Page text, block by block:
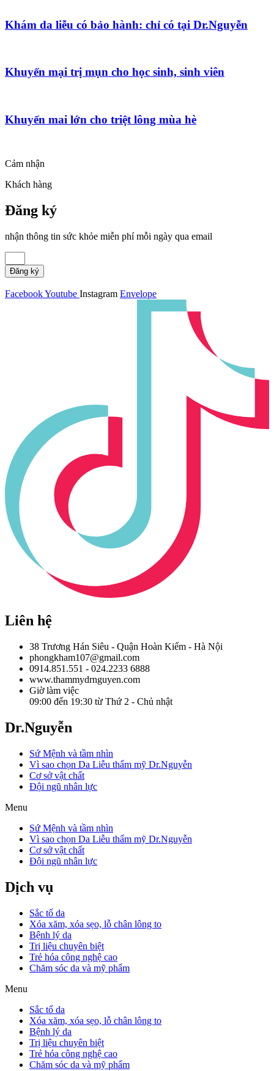
Khám da liễu có bảo hành: chỉ có tại Dr.Nguyễn
Khuyến mại trị mụn cho học sinh, sinh viên
Khuyến mai lớn cho triệt lông mùa hè
Cảm nhận
Khách hàng
Đăng ký
nhận thông tin sức khỏe miễn phí mỗi ngày qua email
Đăng ký
FacebookYoutube Instagram Envelope
Liên hệ
38 Trương Hán Siêu - Quận Hoàn Kiếm - Hà Nội
phongkham107@gmail.com
0914.851.551 - 024.2233 6888
www.thammydrnguyen.com
Giờ làm việc
09:00 đến 19:30 từ Thứ 2 - Chủ nhật
Dr.Nguyễn
Sứ Mệnh và tầm nhìn
Vì sao chọn Da Liễu thẩm mỹ Dr.Nguyễn
Cơ sở vật chất
Đội ngũ nhân lực
Menu
Sứ Mệnh và tầm nhìn
Vì sao chọn Da Liễu thẩm mỹ Dr.Nguyễn
Cơ sở vật chất
Đội ngũ nhân lực
Dịch vụ
Sắc tố da
Xóa xăm, xóa sẹo, lỗ chân lông to
Bệnh lý da
Trị liệu chuyên biệt
Trẻ hóa công nghệ cao
Chăm sóc da và mỹ phẩm
Menu
Sắc tố da
Xóa xăm, xóa sẹo, lỗ chân lông to
Bệnh lý da
Trị liệu chuyên biệt
Trẻ hóa công nghệ cao
Chăm sóc da và mỹ phẩm